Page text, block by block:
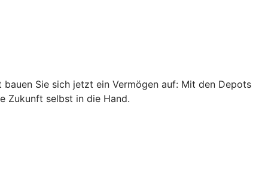
Sie sich jetzt ein Vermögen auf: Mit den Depots
Zukunft selbst in die Hand.